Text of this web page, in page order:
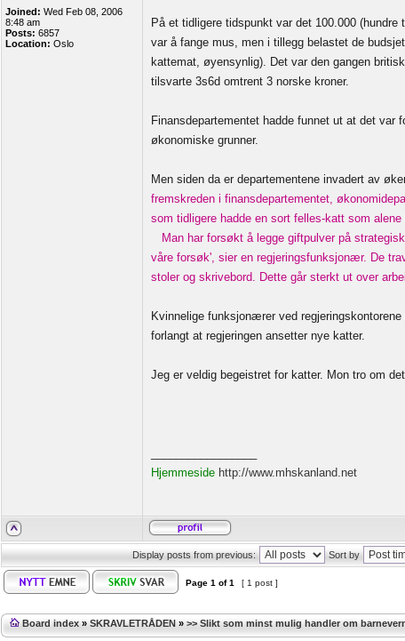
Joined: Wed Feb 08, 2006
8:48 am
Posts: 6857
Location: Oslo
På et tidligere tidspunkt var det 100.000
var å fange mus, men i tillegg belastet de
kattemat, øyensynlig). Det var den gangen
tilsvarte 3s6d omtrent 3 norske kroner.
Finansdepartementet hadde funnet ut at det
økonomiske grunner.
Men siden da er departementene invadert av
fremskreden i finansdepartementet,
som tidligere hadde en sort felles-katt som
Man har forsøkt å legge giftpulver på
våre forsøk', sier en regjeringsfunksjonær. De
stoler og skrivebord. Dette går sterkt ut over
Kvinnelige funksjonærer ved
forlangt at regjeringen ansetter nye katter.
Jeg er veldig begeistret for katter. Mon tro om
Hjemmeside http://www.mhskanland.net
Display posts from previous: Sort by
Page 1 of1 [ 1 post ]
Board index » SKRAVLETRÅDEN » >> Slikt som minst mulig handler om